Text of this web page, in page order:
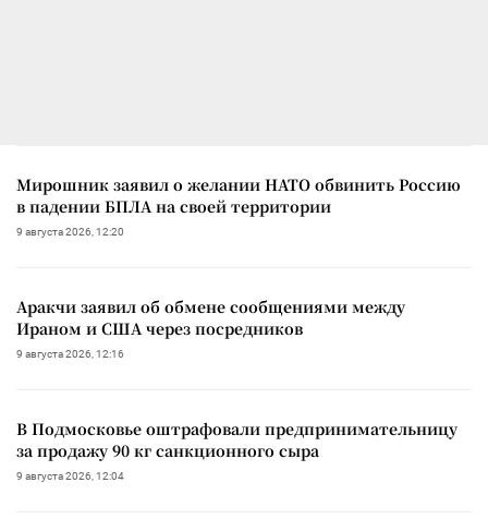
Мирошник заявил о желании НАТО обвинить Россию
в падении БПЛА на своей территории
9 августа 2026, 12:20
Аракчи заявил об обмене сообщениями между
Ираном и США через посредников
9 августа 2026, 12:16
В Подмосковье оштрафовали предпринимательницу
за продажу 90 кг санкционного сыра
9 августа 2026, 12:04